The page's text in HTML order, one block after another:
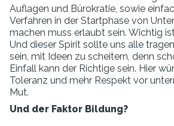
Auflagen und Bürokratie, sowie
Verfahren in der Startphase von
machen muss erlaubt sein. Wichtig
Und dieser Spirit sollte uns alle
sein, mit Ideen zu scheitern, denn
Einfall kann der Richtige sein. Hier
Toleranz und mehr Respekt vor
Mut.
Und der Faktor Bildung?